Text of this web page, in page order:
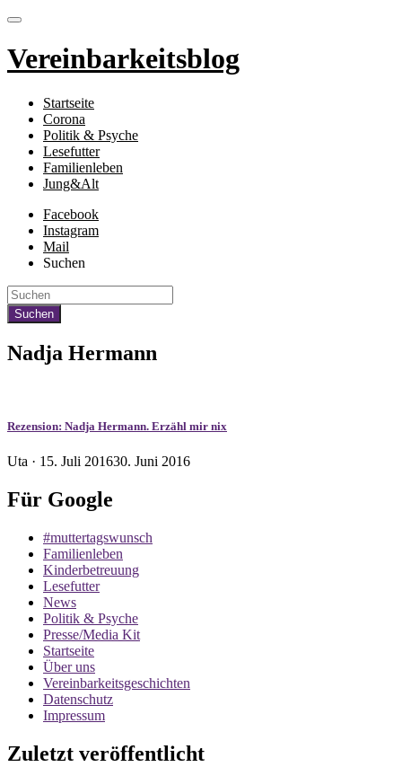
Vereinbarkeitsblog
Startseite
Corona
Politik & Psyche
Lesefutter
Familienleben
Jung&Alt
Facebook
Instagram
Mail
Suchen
Nadja Hermann
Rezension: Nadja Hermann. Erzähl mir nix
Uta · Veröffentlicht
15. Juli 201630. Juni 2016
Für Google
#muttertagswunsch
Familienleben
Kinderbetreuung
Lesefutter
News
Politik & Psyche
Presse/Media Kit
Startseite
Über uns
Vereinbarkeitsgeschichten
Datenschutz
Impressum
Zuletzt veröffentlicht